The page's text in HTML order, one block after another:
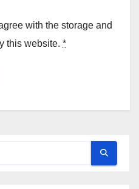
with the storage and
this website. *